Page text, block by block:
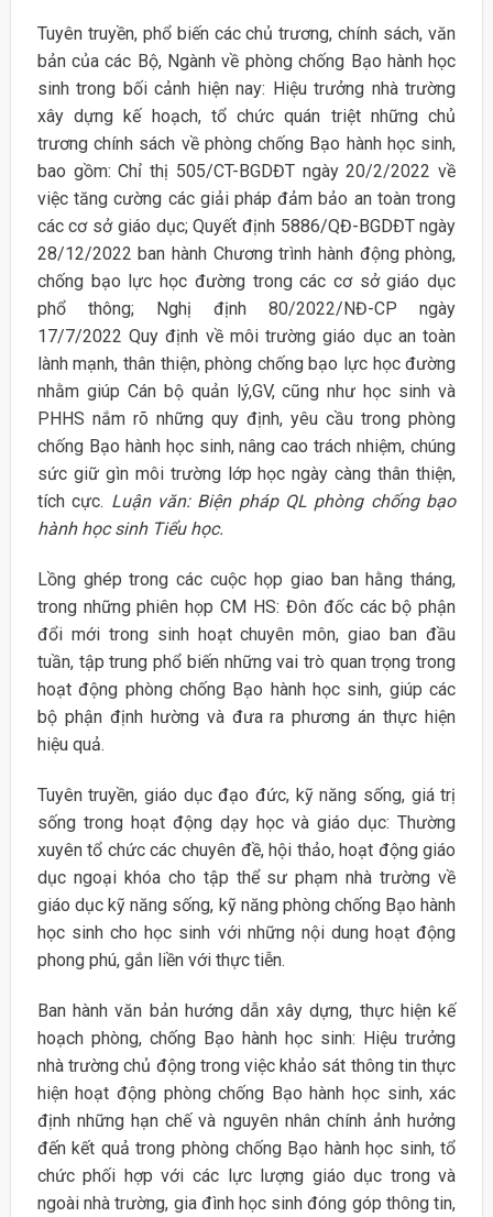
Tuyên truyền, phổ biến các chủ trương, chính sách, văn
bản của các Bộ, Ngành về phòng chống Bạo hành học
sinh trong bối cảnh hiện nay: Hiệu trưởng nhà trường
xây dựng kế hoạch, tổ chức quán triệt những chủ
trương chính sách về phòng chống Bạo hành học sinh,
bao gồm: Chỉ thị 505/CT-BGDĐT ngày 20/2/2022 về
việc tăng cường các giải pháp đảm bảo an toàn trong
các cơ sở giáo dục; Quyết định 5886/QĐ-BGDĐT ngày
28/12/2022 ban hành Chương trình hành động phòng,
chống bạo lực học đường trong các cơ sở giáo dục
phổ thông; Nghị định 80/2022/NĐ-CP ngày
17/7/2022 Quy định về môi trường giáo dục an toàn
lành mạnh, thân thiện, phòng chống bạo lực học đường
nhằm giúp Cán bộ quản lý,GV, cũng như học sinh và
PHHS nắm rõ những quy định, yêu cầu trong phòng
chống Bạo hành học sinh, nâng cao trách nhiệm, chúng
sức giữ gìn môi trường lớp học ngày càng thân thiện,
tích cực. Luận văn: Biện pháp QL phòng chống bạo
hành học sinh Tiểu học.
Lồng ghép trong các cuộc họp giao ban hằng tháng,
trong những phiên họp CM HS: Đôn đốc các bộ phận
đổi mới trong sinh hoạt chuyên môn, giao ban đầu
tuần, tập trung phổ biến những vai trò quan trọng trong
hoạt động phòng chống Bạo hành học sinh, giúp các
bộ phận định hường và đưa ra phương án thực hiện
hiệu quả.
Tuyên truyền, giáo dục đạo đức, kỹ năng sống, giá trị
sống trong hoạt động dạy học và giáo dục: Thường
xuyên tổ chức các chuyên đề, hội thảo, hoạt động giáo
dục ngoại khóa cho tập thể sư phạm nhà trường về
giáo dục kỹ năng sống, kỹ năng phòng chống Bạo hành
học sinh cho học sinh với những nội dung hoạt động
phong phú, gắn liền với thực tiễn.
Ban hành văn bản hướng dẫn xây dựng, thực hiện kế
hoạch phòng, chống Bạo hành học sinh: Hiệu trưởng
nhà trường chủ động trong việc khảo sát thông tin thực
hiện hoạt động phòng chống Bạo hành học sinh, xác
định những hạn chế và nguyên nhân chính ảnh hưởng
đến kết quả trong phòng chống Bạo hành học sinh, tổ
chức phối hợp với các lực lượng giáo dục trong và
ngoài nhà trường, gia đình học sinh đóng góp thông tin,